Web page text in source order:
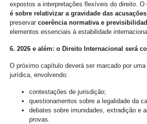
expostos a interpretações flexíveis do direito. O
é sobre relativizar a gravidade das acusações
preservar coerência normativa e
elementos essenciais à estabilidade
6. 2026 e além: o Direito Internacional será
O próximo capítulo deverá ser marcado por
jurídica, envolvendo:
contestações de jurisdição;
questionamentos sobre a legalidade da
debates sobre imunidades, extradição e
provas.